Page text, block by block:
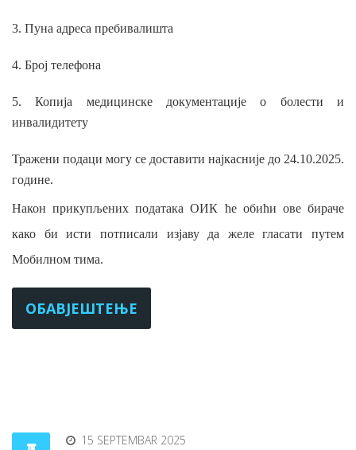
3. Пуна адреса пребивалишта
4. Број телефона
5. Копија медицинске документације о болести и
инвалидитету
Тражени подаци могу се доставити најкасније до 24.10.2025.
године.
Након прикупљених података ОИК ће обићи ове бираче
како би исти потписали изјаву да желе гласати путем
Мобилном тима.
ОБАВЈЕШТЕЊЕ
15 SEPTEMBAR 2025